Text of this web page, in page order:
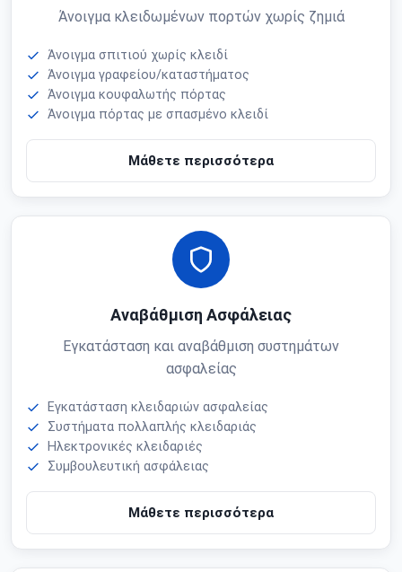
Άνοιγμα κλειδωμένων πορτών χωρίς ζημιά
Άνοιγμα σπιτιού χωρίς κλειδί
Άνοιγμα γραφείου/καταστήματος
Άνοιγμα κουφαλωτής πόρτας
Άνοιγμα πόρτας με σπασμένο κλειδί
Μάθετε περισσότερα
Αναβάθμιση Ασφάλειας
Εγκατάσταση και αναβάθμιση συστημάτων
ασφαλείας
Εγκατάσταση κλειδαριών ασφαλείας
Συστήματα πολλαπλής κλειδαριάς
Ηλεκτρονικές κλειδαριές
Συμβουλευτική ασφάλειας
Μάθετε περισσότερα